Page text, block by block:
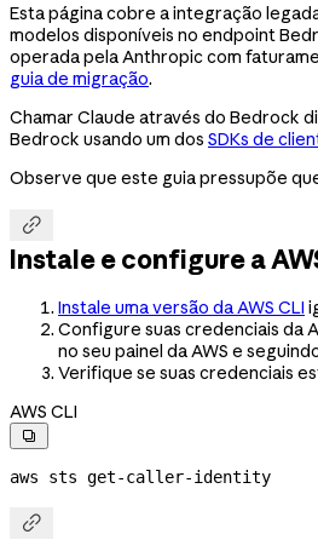
Esta página cobre a integração
modelos disponíveis no endpoint
operada pela Anthropic com
guia de migração.
Chamar Claude através do Bedrock
Bedrock usando um dos SDKs de
Observe que este guia pressupõe

Instale e configure a
Instale uma versão da AWS CLI
Configure suas credenciais da
no seu painel da AWS e
Verifique se suas credenciais
AWS CLI

aws sts get-caller-identity
